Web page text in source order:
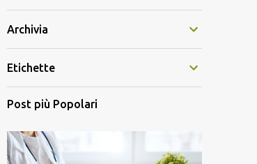
Archivia
Etichette
Post più Popolari